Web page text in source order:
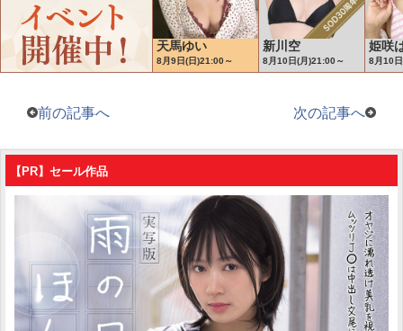
前の記事へ 次の記事へ
【PR】セール作品